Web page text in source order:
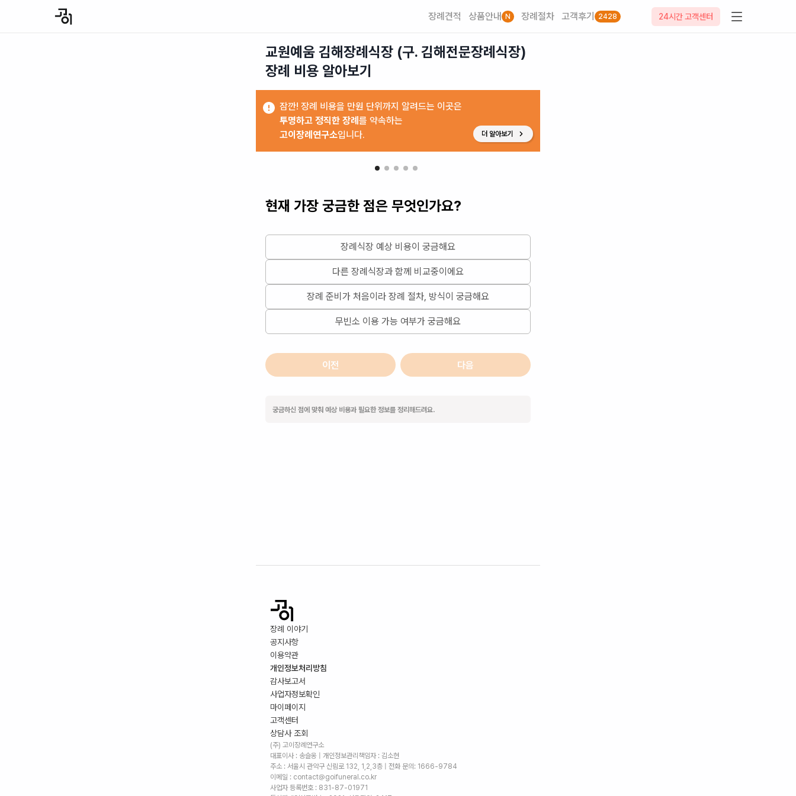
장례견적 상품안내 N 장례절차 고객후기 2428 24시간 고객센터
교원예움 김해장례식장 (구. 김해전문장례식장)
장례 비용 알아보기
잠깐! 장례 비용을 만원 단위까지 알려드는 이곳은
투명하고 정직한 장례 를 약속하는
고이장례연구소입니다. 더 알아보기
현재 가장 궁금한 점은 무엇인가요?
장례식장 예상 비용이 궁금해요
다른 장례식장과 함께 비교중이에요
장례 준비가 처음이라 장례 절차, 방식이 궁금해요
무빈소 이용 가능 여부가 궁금해요
이전 다음
궁금하신 점에 맞춰 예상 비용과 필요한 정보를 정리해드려요.
장례 이야기
공지사항
이용약관
개인정보처리방침
감사보고서
사업자정보확인
마이페이지
고객센터
상담사 조회
(주) 고이장례연구소
대표이사 : 송슬옹 | 개인정보관리책임자 : 김소현
주소 : 서울시 관악구 신림로 132, 1,2,3층 | 전화 문의: 1666-9784
이메일 : contact@goifuneral.co.kr
사업자 등록번호 : 831-87-01971